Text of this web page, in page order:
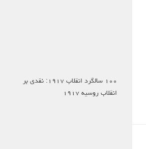
۱۰۰ سالگرد انقلاب ۱۹۱۷: نقدی بر
انقلاب روسیه ۱۹۱۷